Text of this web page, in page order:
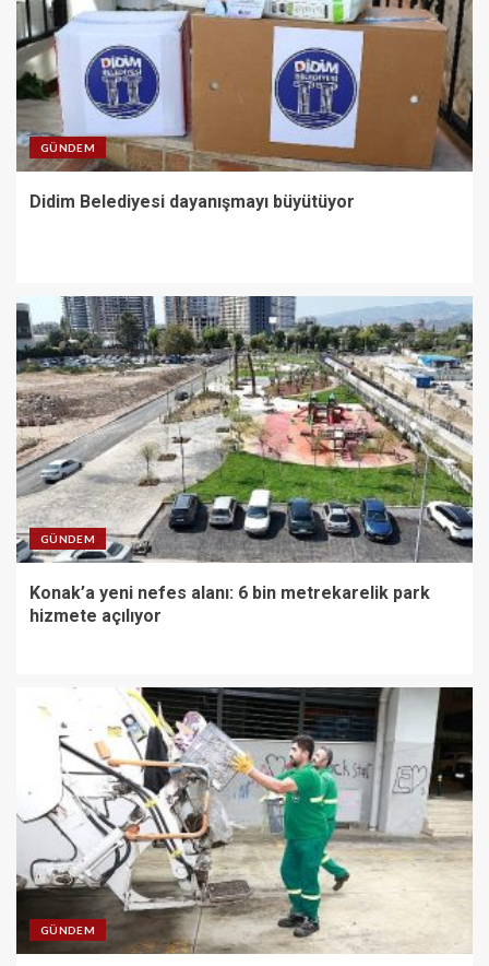
GÜNDEM
Didim Belediyesi dayanışmayı büyütüyor
GÜNDEM
Konak’a yeni nefes alanı: 6 bin metrekarelik park
hizmete açılıyor
GÜNDEM